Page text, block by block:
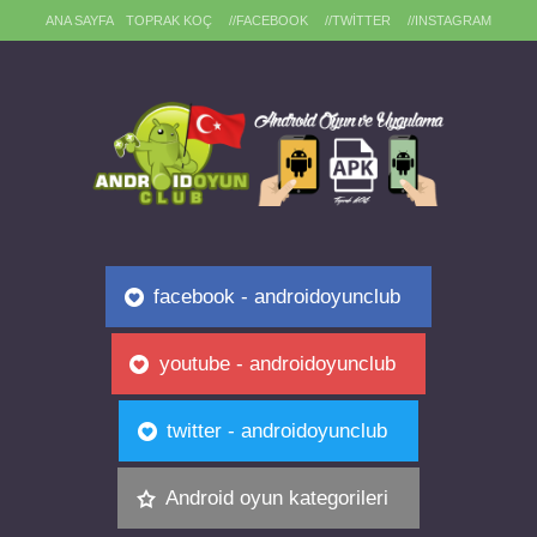
ANA SAYFA TOPRAK KOÇ //FACEBOOK //TWITTER //INSTAGRAM
facebook - androidoyunclub
youtube - androidoyunclub
twitter - androidoyunclub
Android oyun kategorileri